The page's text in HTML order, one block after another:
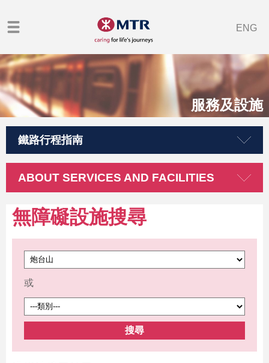
ENG
服務及設施
鐵路行程指南
ABOUT SERVICES AND FACILITIES
無障礙設施搜尋
或
搜尋